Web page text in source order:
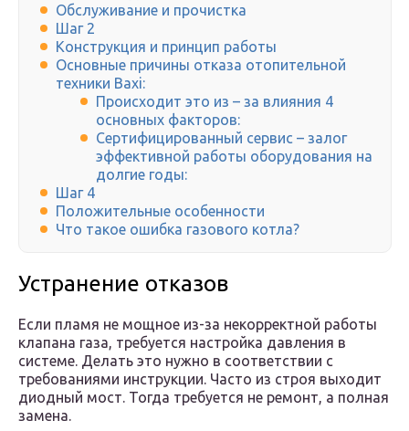
Обслуживание и прочистка
Шаг 2
Конструкция и принцип работы
Основные причины отказа отопительной
техники Baxi:
Происходит это из – за влияния 4
основных факторов:
Сертифицированный сервис – залог
эффективной работы оборудования на
долгие годы:
Шаг 4
Положительные особенности
Что такое ошибка газового котла?
Устранение отказов
Если пламя не мощное из-за некорректной работы
клапана газа, требуется настройка давления в
системе. Делать это нужно в соответствии с
требованиями инструкции. Часто из строя выходит
диодный мост. Тогда требуется не ремонт, а полная
замена.